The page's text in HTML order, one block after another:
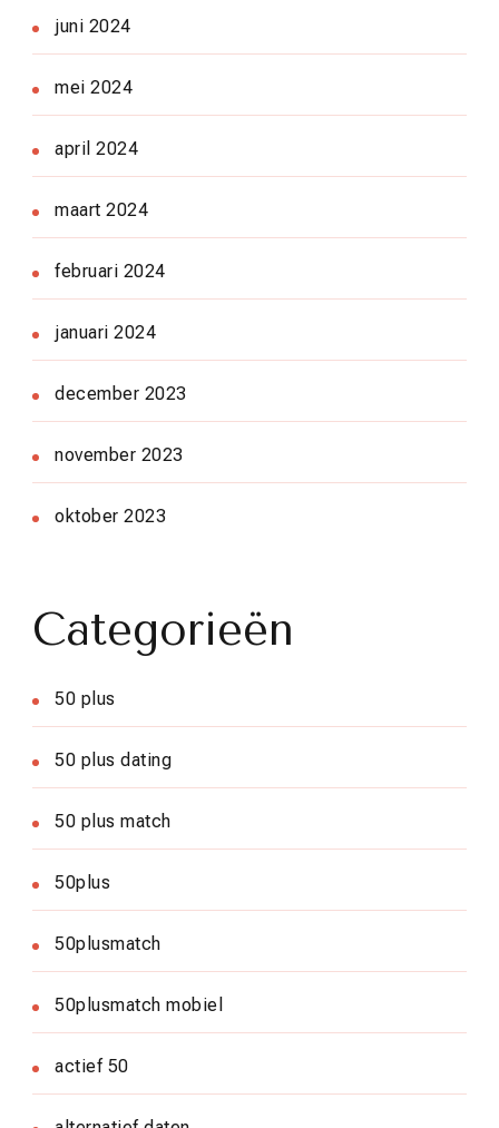
juni 2024
mei 2024
april 2024
maart 2024
februari 2024
januari 2024
december 2023
november 2023
oktober 2023
Categorieën
50 plus
50 plus dating
50 plus match
50plus
50plusmatch
50plusmatch mobiel
actief 50